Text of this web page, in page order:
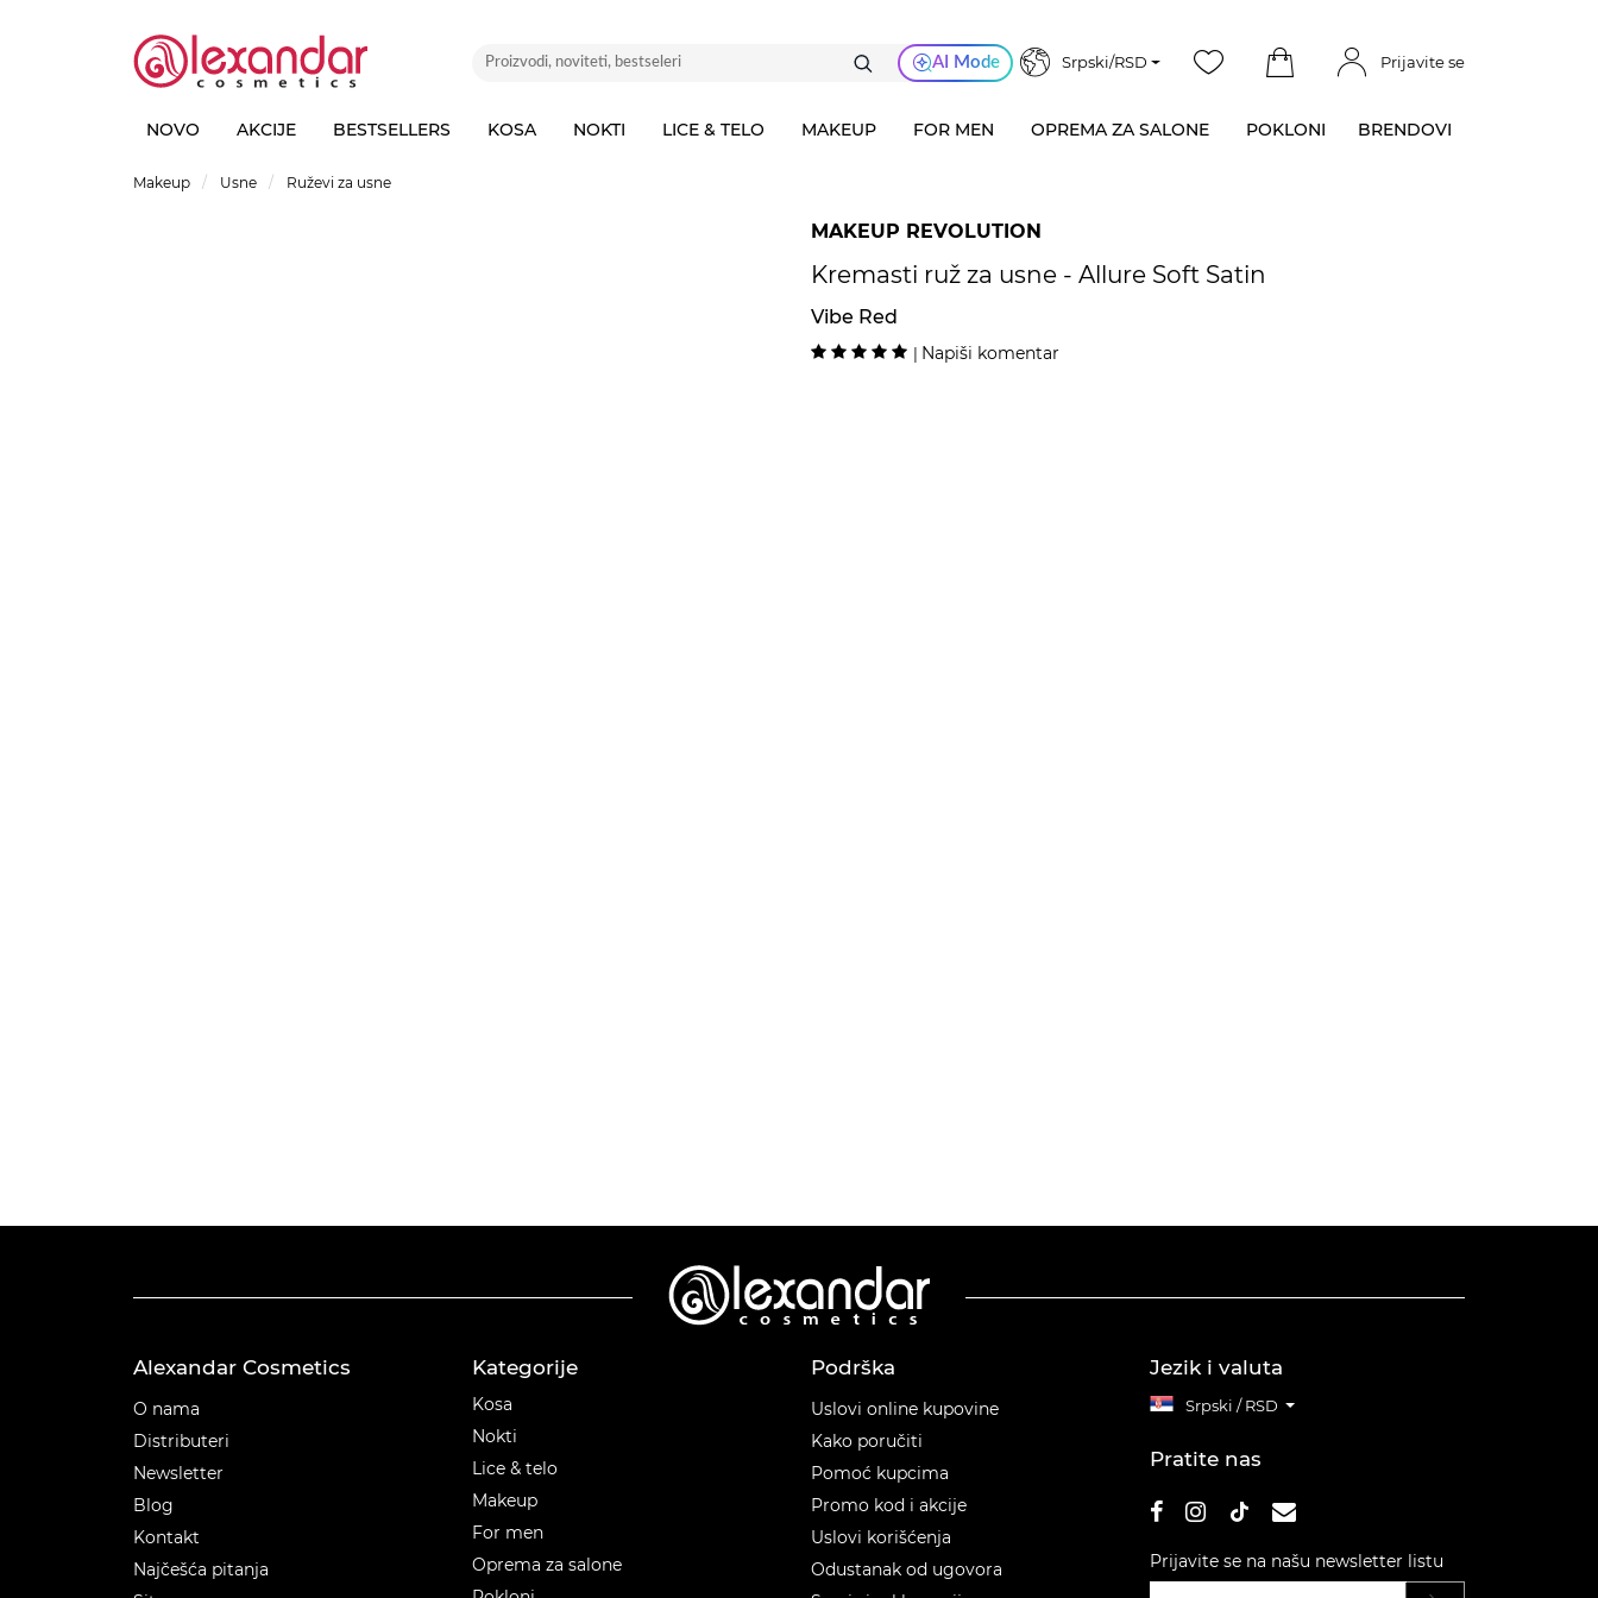
AI Mode Srpski/RSD Prijavite se
NOVO AKCIJE BESTSELLERS KOSA NOKTI LICE & TELO MAKEUP FOR MEN OPREMA ZA SALONE POKLONI BRENDOVI
Makeup Usne Ruževi za usne
MAKEUP REVOLUTION
Kremasti ruž za usne - Allure Soft Satin
Vibe Red
| Napiši komentar
Alexandar Cosmetics
O nama
Distributeri
Newsletter
Blog
Kontakt
Najčešća pitanja
Kategorije
Kosa
Nokti
Lice & telo
Makeup
For men
Oprema za salone
Podrška
Uslovi online kupovine
Kako poručiti
Pomoć kupcima
Promo kod i akcije
Uslovi korišćenja
Odustanak od ugovora
Jezik i valuta
Srpski / RSD
Pratite nas
Prijavite se na našu newsletter listu